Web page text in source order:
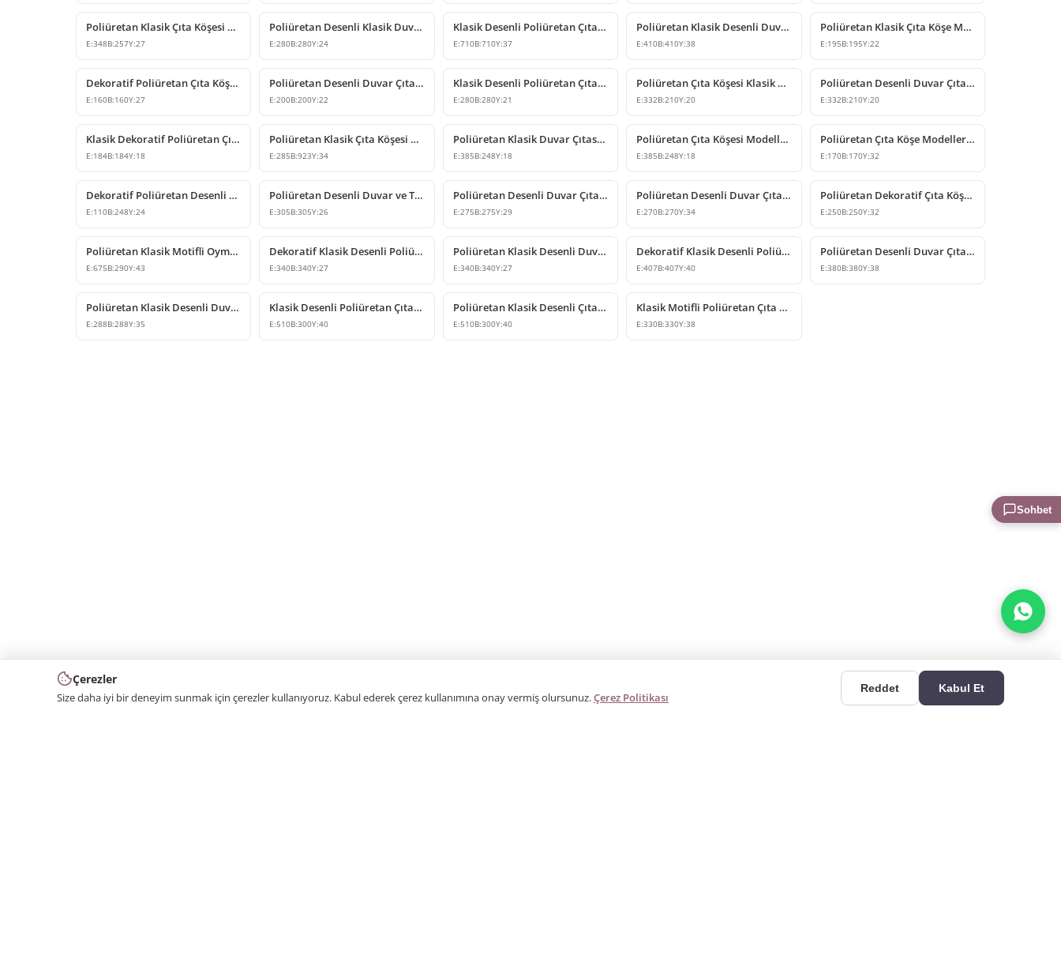
Poliüretan Klasik Çıta Köşesi P82017A
E:348B:257Y:27
Poliüretan Desenli Klasik Duvar Çıtası Köşe Modeli
E:280B:280Y:24
Klasik Desenli Poliüretan Çıta Köşe Modeli
E:710B:710Y:37
Poliüretan Klasik Desenli Duvar Çıtası Köşe Modeli
E:410B:410Y:38
Poliüretan Klasik Çıta Köşe Modeli
E:195B:195Y:22
Dekoratif Poliüretan Çıta Köşesi Modelleri
E:160B:160Y:27
Poliüretan Desenli Duvar Çıtası Köşe Modeli
E:200B:200Y:22
Klasik Desenli Poliüretan Çıta Köşesi Modelleri
E:280B:280Y:21
Poliüretan Çıta Köşesi Klasik Yaprak Motifli Model
E:332B:210Y:20
Poliüretan Desenli Duvar Çıtası Köşe Modeli
E:332B:210Y:20
Klasik Dekoratif Poliüretan Çıta Köşesi Tasarımları
E:184B:184Y:18
Poliüretan Klasik Çıta Köşesi ve Dekoratif Duvar Tacı
E:285B:923Y:34
Poliüretan Klasik Duvar Çıtası Köşe Dekorasyon Modelleri
E:385B:248Y:18
Poliüretan Çıta Köşesi Modelleri ve Tasarımları
E:385B:248Y:18
Poliüretan Çıta Köşe Modelleri ve Motifli Dekoratif Çeşitleri
E:170B:170Y:32
Dekoratif Poliüretan Desenli Çıta Köşe Modeli
E:110B:248Y:24
Poliüretan Desenli Duvar ve Tavan Çıta Köşe Modeli
E:305B:305Y:26
Poliüretan Desenli Duvar Çıtası Köşe Modelleri
E:275B:275Y:29
Poliüretan Desenli Duvar Çıta Köşesi Tasarımları
E:270B:270Y:34
Poliüretan Dekoratif Çıta Köşesi Modelleri
E:250B:250Y:32
Poliüretan Klasik Motifli Oyma Çıta Köşe Modeli
E:675B:290Y:43
Dekoratif Klasik Desenli Poliüretan Çıta Köşe Tasarımı
E:340B:340Y:27
Poliüretan Klasik Desenli Duvar ve Tavan Çıta Köşesi
E:340B:340Y:27
Dekoratif Klasik Desenli Poliüretan Çıta Köşe Modeli
E:407B:407Y:40
Poliüretan Desenli Duvar Çıtası Köşe Modeli
E:380B:380Y:38
Poliüretan Klasik Desenli Duvar Çıta Köşesi
E:288B:288Y:35
Klasik Desenli Poliüretan Çıta Köşe Modeli
E:510B:300Y:40
Poliüretan Klasik Desenli Çıta Köşe Modeli
E:510B:300Y:40
Klasik Motifli Poliüretan Çıta Köşe Dekorasyon Modeli
E:330B:330Y:38
Çerezler
Size daha iyi bir deneyim sunmak için çerezler kullanıyoruz. Kabul ederek çerez kullanımına onay vermiş olursunuz.Çerez Politikası
Reddet Kabul Et
Sohbet